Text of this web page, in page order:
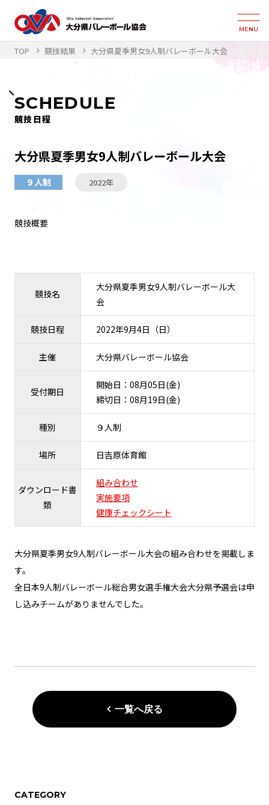
MENU
TOP 競技結果 大分県夏季男女9人制バレーボール大会
SCHEDULE
競技日程
大分県夏季男女9人制バレーボール大会
９人制 2022年
競技概要
競技名
大分県夏季男女9人制バレーボール大
会
競技日程 2022年9月4日（日）
主催 大分県バレーボール協会
受付期日
開始日：08月05日(金)
締切日：08月19日(金)
種別 ９人制
場所 日吉原体育館
ダウンロード書
類
組み合わせ
実施要項
健康チェックシート
大分県夏季男女9人制バレーボール大会の組み合わせを掲載しま
す。
全日本9人制バレーボール総合男女選手権大会大分県予選会は申
し込みチームがありませんでした。
一覧へ戻る
CATEGORY